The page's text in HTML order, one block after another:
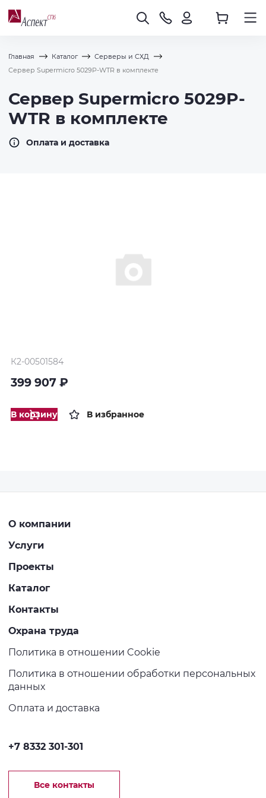
Главная Каталог
Серверы и СХД
Сервер Supermicro 5029P-WTR в комплекте
Сервер Supermicro 5029P-
WTR в комплекте
Оплата и доставка
К2-00501584
399 907 ₽
В корзину В избранное
О компании
Услуги
Проекты
Каталог
Контакты
Охрана труда
Политика в отношении Cookie
Политика в отношении обработки персональных
данных
Оплата и доставка
+7 8332 301-301
Все контакты